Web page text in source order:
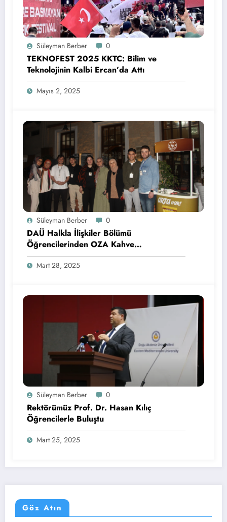
Süleyman Berber 0
TEKNOFEST 2025 KKTC: Bilim ve
Teknolojinin Kalbi Ercan’da Attı
Mayıs 2, 2025
Süleyman Berber 0
DAÜ Halkla İlişkiler Bölümü
Öğrencilerinden OZA Kahve
Sponsorluğunda Lezzetli Bir Etkinlik
Mart 28, 2025
Süleyman Berber 0
Rektörümüz Prof. Dr. Hasan Kılıç
Öğrencilerle Buluştu
Mart 25, 2025
Göz Atın